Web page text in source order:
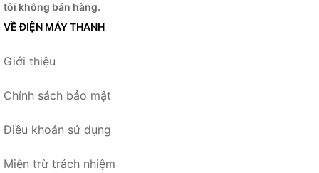
tôi không bán hàng.
VỀ ĐIỆN MÁY THANH
Giới thiệu
Chính sách bảo mật
Điều khoản sử dụng
Miễn trừ trách nhiệm